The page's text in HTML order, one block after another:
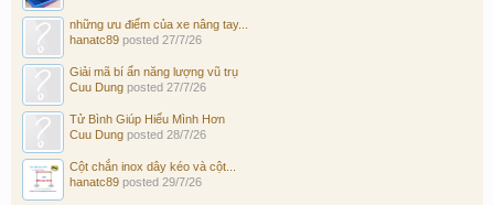
những ưu điểm của xe nâng tay...
hanatc89 posted 27/7/26
Giải mã bí ẩn năng lượng vũ trụ
Cuu Dung posted 27/7/26
Tử Bình Giúp Hiểu Mình Hơn
Cuu Dung posted 28/7/26
Cột chắn inox dây kéo và cột...
hanatc89 posted 29/7/26